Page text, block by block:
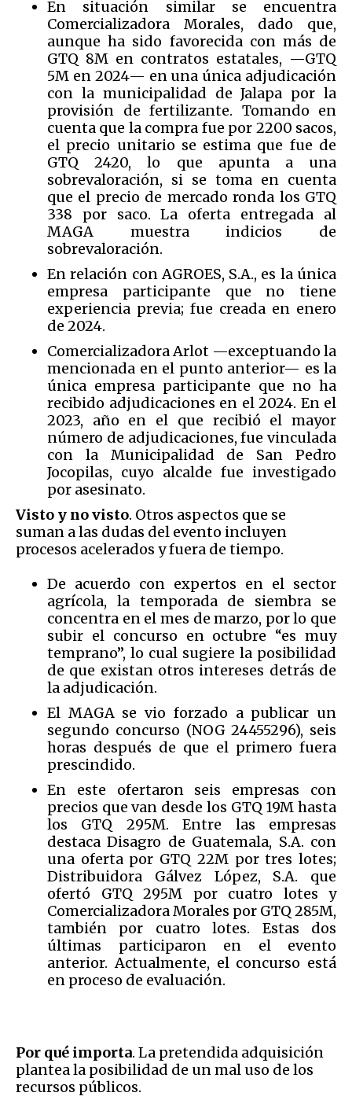
En situación similar se encuentra
Comercializadora Morales, dado que,
aunque ha sido favorecida con más de
GTQ 8M en contratos estatales, —GTQ
5M en 2024— en una única adjudicación
con la municipalidad de Jalapa por la
provisión de fertilizante. Tomando en
cuenta que la compra fue por 2200 sacos,
el precio unitario se estima que fue de
GTQ 2420, lo que apunta a una
sobrevaloración, si se toma en cuenta
que el precio de mercado ronda los GTQ
338 por saco. La oferta entregada al
MAGA muestra indicios de
sobrevaloración.
En relación con AGROES, S.A., es la única
empresa participante que no tiene
experiencia previa; fue creada en enero
de 2024.
Comercializadora Arlot —exceptuando la
mencionada en el punto anterior— es la
única empresa participante que no ha
recibido adjudicaciones en el 2024. En el
2023, año en el que recibió el mayor
número de adjudicaciones, fue vinculada
con la Municipalidad de San Pedro
Jocopilas, cuyo alcalde fue investigado
por asesinato.
Visto y no visto. Otros aspectos que se
suman a las dudas del evento incluyen
procesos acelerados y fuera de tiempo.
De acuerdo con expertos en el sector
agrícola, la temporada de siembra se
concentra en el mes de marzo, por lo que
subir el concurso en octubre “es muy
temprano”, lo cual sugiere la posibilidad
de que existan otros intereses detrás de
la adjudicación.
El MAGA se vio forzado a publicar un
segundo concurso (NOG 24455296), seis
horas después de que el primero fuera
prescindido.
En este ofertaron seis empresas con
precios que van desde los GTQ 19M hasta
los GTQ 295M. Entre las empresas
destaca Disagro de Guatemala, S.A. con
una oferta por GTQ 22M por tres lotes;
Distribuidora Gálvez López, S.A. que
ofertó GTQ 295M por cuatro lotes y
Comercializadora Morales por GTQ 285M,
también por cuatro lotes. Estas dos
últimas participaron en el evento
anterior. Actualmente, el concurso está
en proceso de evaluación.
Por qué importa. La pretendida adquisición
plantea la posibilidad de un mal uso de los
recursos públicos.